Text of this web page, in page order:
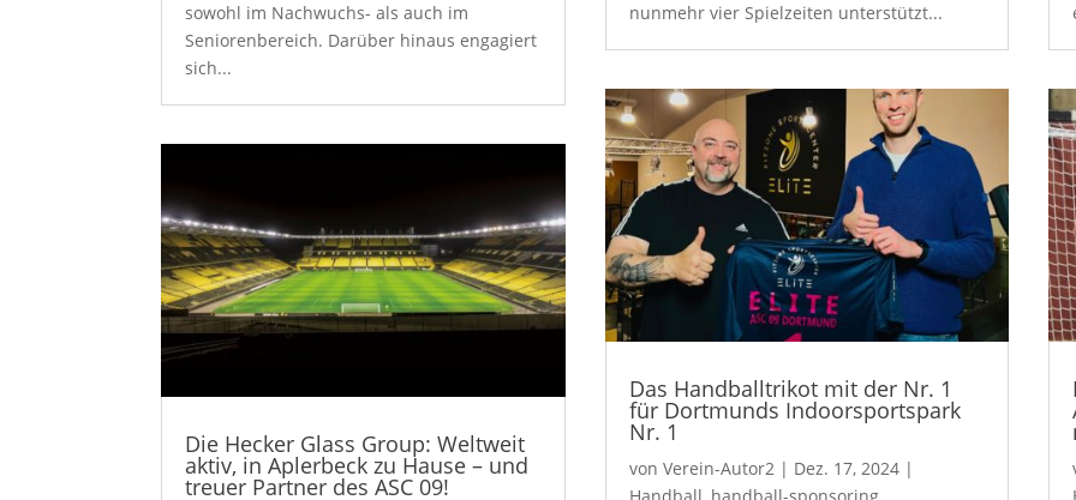
sowohl im Nachwuchs- als auch im
Seniorenbereich. Darüber hinaus engagiert
sich...
Die Hecker Glass Group: Weltweit
aktiv, in Aplerbeck zu Hause – und
treuer Partner des ASC 09!
nunmehr vier Spielzeiten unterstützt...
Das Handballtrikot mit der Nr. 1
für Dortmunds Indoorsportspark
Nr. 1
von Verein-Autor2 | Dez. 17, 2024|